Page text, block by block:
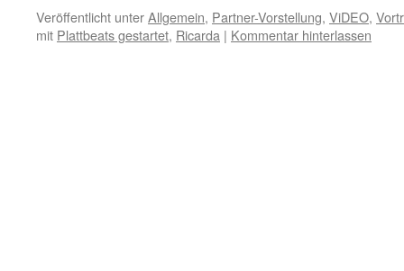
Veröffentlicht unterAllgemein, Partner-Vorstellung, ViDEO,
mit Plattbeats gestartet, Ricarda | Kommentar hinterlassen